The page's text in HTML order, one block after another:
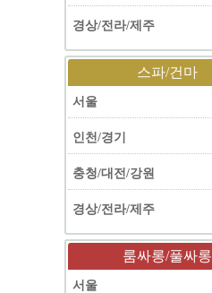
경상/전라/제주
스파/건마
서울
인천/경기
충청/대전/강원
경상/전라/제주
룸싸롱/풀싸롱
서울